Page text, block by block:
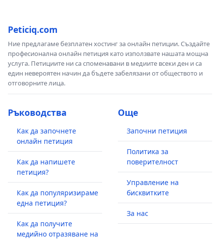
Peticiq.com
Ние предлагаме безплатен хостинг за онлайн петиции. Създайте
професионална онлайн петиция като използвате нашата мощна
услуга. Петициите ни са споменавани в медиите всеки ден и са
един невероятен начин да бъдете забелязани от обществото и
отговорните лица.
Ръководства
Как да започнете
онлайн петиция
Как да напишете
петиция?
Как да популяризираме
една петиция?
Как да получите
медийно отразяване на
Още
Започни петиция
Политика за
поверителност
Управление на
бисквитките
За нас